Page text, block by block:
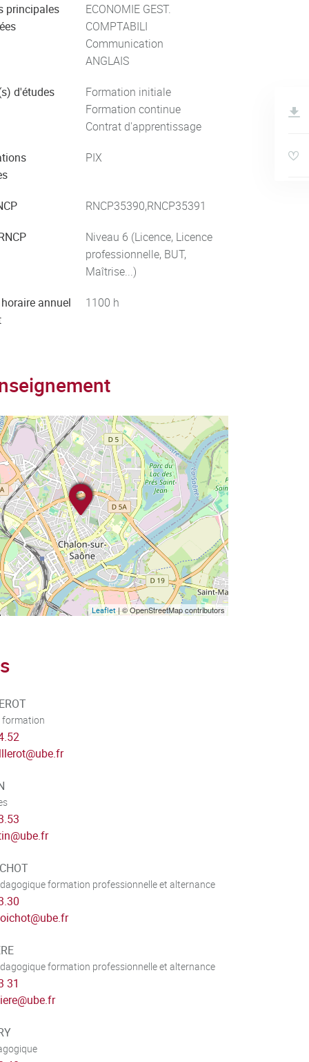
principales
ECONOMIE GEST.
COMPTABILI
Communication
ANGLAIS
d'études
Formation initiale
Formation continue
Contrat d'apprentissage
PIX
RNCP35390,RNCP35391
Niveau 6 (Licence, Licence
professionnelle, BUT,
Maîtrise...)
annuel
1100 h
Leaflet| © OpenStreetMap contributors
formation
@ube.fr
@ube.fr
formation professionnelle et alternance
@ube.fr
formation professionnelle et alternance
31
@ube.fr